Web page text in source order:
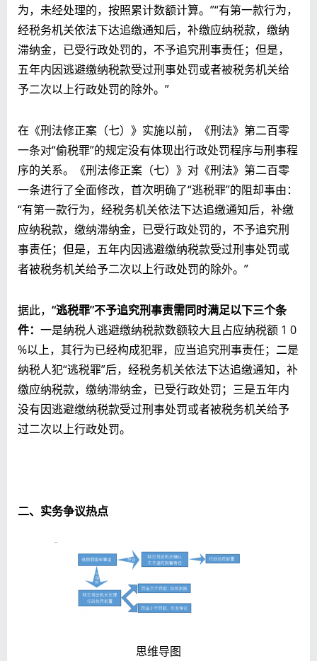
为，未经处理的，按照累计数额计算。”“有第一款行为，
经税务机关依法下达追缴通知后，补缴应纳税款，缴纳
滞纳金，已受行政处罚的，不予追究刑事责任；但是，
五年内因逃避缴纳税款受过刑事处罚或者被税务机关给
予二次以上行政处罚的除外。”
在《刑法修正案（七）》实施以前，《刑法》第二百零
一条对“偷税罪”的规定没有体现出行政处罚程序与刑事程
序的关系。《刑法修正案（七）》对《刑法》第二百零
一条进行了全面修改，首次明确了“逃税罪”的阻却事由：
“有第一款行为，经税务机关依法下达追缴通知后，补缴
应纳税款，缴纳滞纳金，已受行政处罚的，不予追究刑
事责任；但是，五年内因逃避缴纳税款受过刑事处罚或
者被税务机关给予二次以上行政处罚的除外。”
据此， “逃税罪”不予追究刑事责需同时满足以下三个条
件： 一是纳税人逃避缴纳税款数额较大且占应纳税额 1 0
%以上，其行为已经构成犯罪，应当追究刑事责任；二是
纳税人犯“逃税罪”后，经税务机关依法下达追缴通知，补
缴应纳税款，缴纳滞纳金，已受行政处罚；三是五年内
没有因逃避缴纳税款受过刑事处罚或者被税务机关给予
过二次以上行政处罚。
二、实务争议热点
思维导图